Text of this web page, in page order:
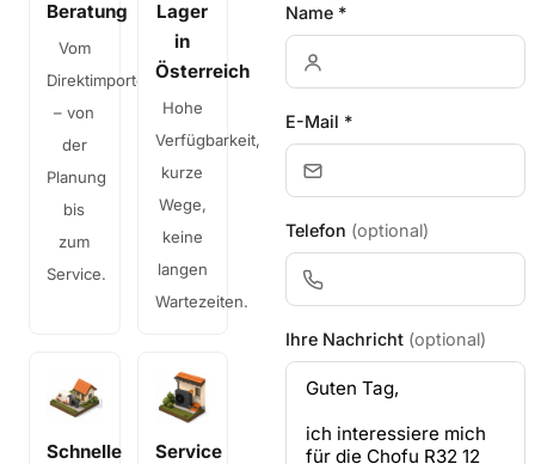
Beratung
Vom
Direktimporteur
– von
der
Planung
bis
zum
Service.
Lager
in
Österreich
Hohe
Verfügbarkeit,
kurze
Wege,
keine
langen
Wartezeiten.
Schnelle
Service
Name *
E-Mail *
Telefon (optional)
Ihre Nachricht (optional)